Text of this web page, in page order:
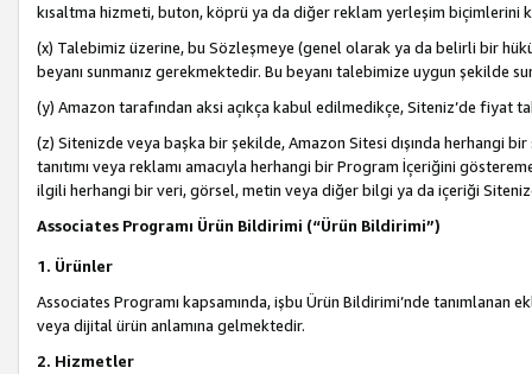
kısaltma hizmeti, buton, köprü ya da diğer reklam yerleşim biçimlerini
(x) Talebimiz üzerine, bu Sözleşmeye (genel olarak ya da belirli bir
beyanı sunmanız gerekmektedir. Bu beyanı talebimize uygun şekilde
(y) Amazon tarafından aksi açıkça kabul edilmedikçe, Siteniz’de fiyat
(z) Sitenizde veya başka bir şekilde, Amazon Sitesi dışında herhangi
tanıtımı veya reklamı amacıyla herhangi bir Program İçeriğini
ilgili herhangi bir veri, görsel, metin veya diğer bilgi ya da içeriği
Associates Programı Ürün Bildirimi (“Ürün Bildirimi”)
1. Ürünler
Associates Programı kapsamında, işbu Ürün Bildirimi’nde
veya dijital ürün anlamına gelmektedir.
2. Hizmetler